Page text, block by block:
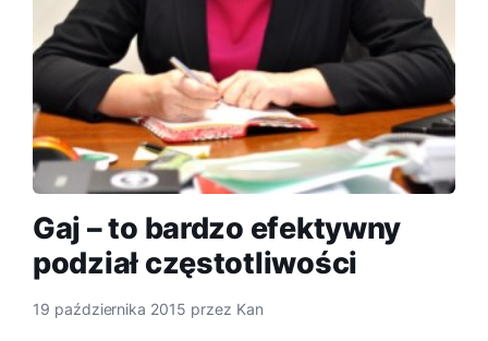
Gaj – to bardzo efektywny
podział częstotliwości
19 października 2015 przez Kan